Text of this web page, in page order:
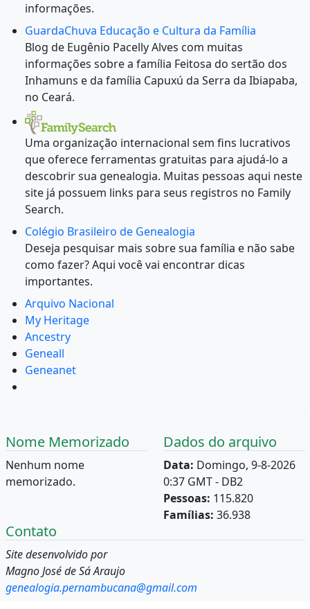
informações.
GuardaChuva Educação e Cultura da Família
Blog de Eugênio Pacelly Alves com muitas
informações sobre a família Feitosa do sertão dos
Inhamuns e da família Capuxú da Serra da Ibiapaba,
no Ceará.
Uma organização internacional sem fins lucrativos
que oferece ferramentas gratuitas para ajudá-lo a
descobrir sua genealogia. Muitas pessoas aqui neste
site já possuem links para seus registros no Family
Search.
Colégio Brasileiro de Genealogia
Deseja pesquisar mais sobre sua família e não sabe
como fazer? Aqui você vai encontrar dicas
importantes.
Arquivo Nacional
My Heritage
Ancestry
Geneall
Geneanet
Nome Memorizado
Nenhum nome
memorizado.
Dados do arquivo
Data: Domingo, 9-8-2026
0:37 GMT - DB2
Pessoas: 115.820
Famílias: 36.938
Contato
Site desenvolvido por
Magno José de Sá Araujo
genealogia.pernambucana@gmail.com